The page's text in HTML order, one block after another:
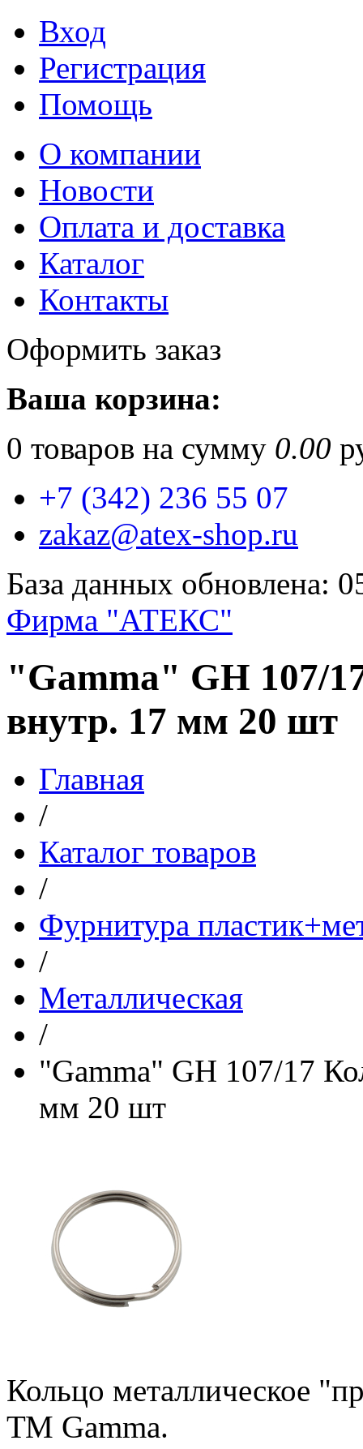
Вход
Регистрация
Помощь
О компании
Новости
Оплата и доставка
Каталог
Контакты
Оформить заказ
Ваша корзина:
0 товаров на сумму 0.00
+7 (342) 236 55 07
zakaz@atex-shop.ru
База данных обновлена:
Фирма "АТЕКС"
"Gamma" GH 107/
внутр. 17 мм 20 шт
Главная
/
Каталог товаров
/
Фурнитура
/
Металлическая
/
"Gamma" GH 107/17
мм 20 шт
Кольцо металлическое
ТМ Gamma.